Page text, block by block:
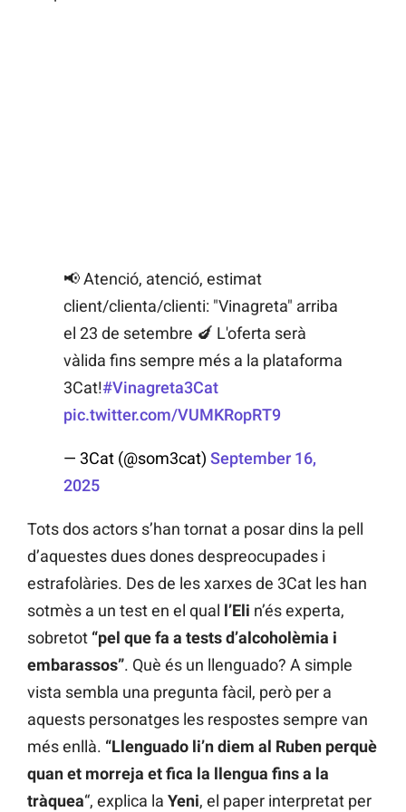
📢 Atenció, atenció, estimat
client/clienta/clienti: "Vinagreta" arriba
el 23 de setembre 🍆 L'oferta serà
vàlida fins sempre més a la plataforma
3Cat!#Vinagreta3Cat
pic.twitter.com/VUMKRopRT9
— 3Cat (@som3cat) September 16,
2025
Tots dos actors s’han tornat a posar dins la pell
d’aquestes dues dones despreocupades i
estrafolàries. Des de les xarxes de 3Cat les han
sotmès a un test en el qual l’Eli n’és experta,
sobretot “pel que fa a tests d’alcoholèmia i
embarassos”. Què és un llenguado? A simple
vista sembla una pregunta fàcil, però per a
aquests personatges les respostes sempre van
més enllà. “Llenguado li’n diem al Ruben perquè
quan et morreja et fica la llengua fins a la
tràquea“, explica la Yeni, el paper interpretat per